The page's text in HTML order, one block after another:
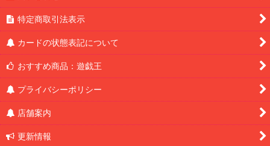
特定商取引法表示
カードの状態表記について
おすすめ商品：遊戯王
プライバシーポリシー
店舗案内
更新情報